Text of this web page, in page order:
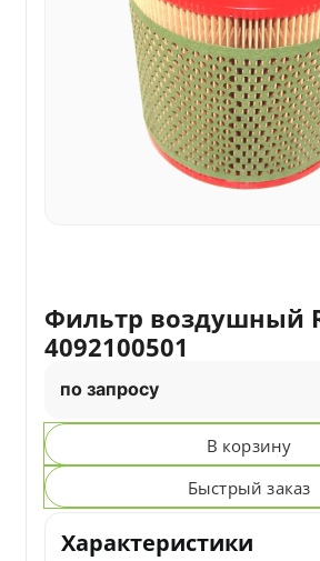
Фильтр воздушный
4092100501
по запросу
В корзину
Быстрый заказ
Характеристики